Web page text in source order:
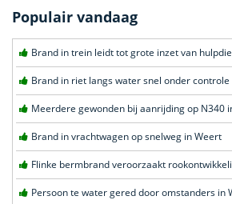
Populair vandaag
Brand in riet langs water snel onder
Meerdere gewonden bij aanrijding op N340
Brand in vrachtwagen op snelweg in Weert
Persoon te water gered door omstanders in